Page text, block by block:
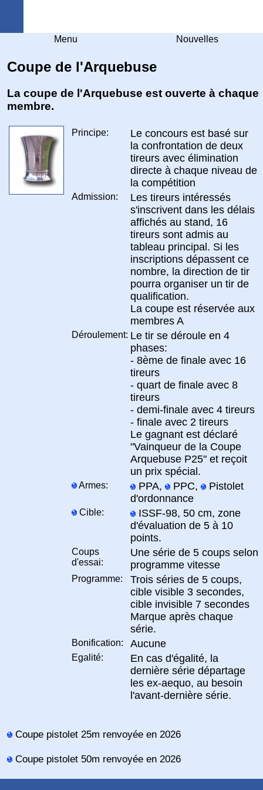
Menu Nouvelles
Coupe de l'Arquebuse
La coupe de l'Arquebuse est ouverte à chaque
membre.
Principe:
Le concours est basé sur
la confrontation de deux
tireurs avec élimination
directe à chaque niveau de
la compétition
Admission:
Les tireurs intéressés
s'inscrivent dans les délais
affichés au stand, 16
tireurs sont admis au
tableau principal. Si les
inscriptions dépassent ce
nombre, la direction de tir
pourra organiser un tir de
qualification.
La coupe est réservée aux
membres A
Déroulement: Le tir se déroule en 4
phases:
- 8ème de finale avec 16
tireurs
- quart de finale avec 8
tireurs
- demi-finale avec 4 tireurs
- finale avec 2 tireurs
Le gagnant est déclaré
"Vainqueur de la Coupe
Arquebuse P25" et reçoit
un prix spécial.
Armes: PPA, PPC,
Pistolet
d'ordonnance
Cible:
ISSF-98, 50 cm, zone
d'évaluation de 5 à 10
points.
Coups
d'essai:
Une série de 5 coups selon
programme vitesse
Programme:
Trois séries de 5 coups,
cible visible 3 secondes,
cible invisible 7 secondes
Marque après chaque
série.
Bonification: Aucune
Egalité:
En cas d'égalité, la
dernière série départage
les ex-aequo, au besoin
l'avant-dernière série.
Coupe pistolet 25m renvoyée en 2026
Coupe pistolet 50m renvoyée en 2026